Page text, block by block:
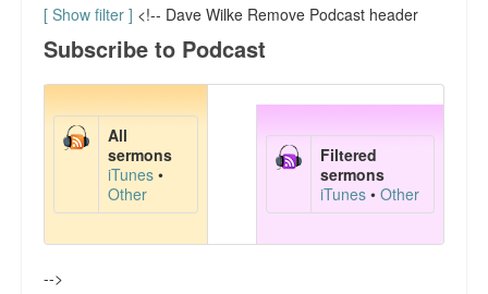
會務報告
代禱事項
文章分享
FaceBook 網頁
聯絡我們
[ Show filter ] <!-- Dave Wilke Remove Podcast header
Subscribe to Podcast
All
sermons
iTunes •
Other
Filtered
sermons
iTunes • Other
-->